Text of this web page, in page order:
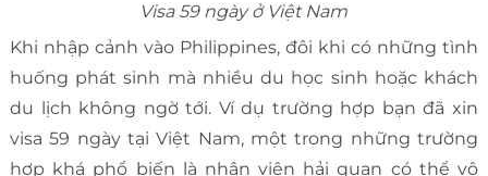
Visa 59 ngày ở Việt Nam
Khi nhập cảnh vào Philippines, đôi khi có những tình
huống phát sinh mà nhiều du học sinh hoặc khách
du lịch không ngờ tới. Ví dụ trường hợp bạn đã xin
visa 59 ngày tại Việt Nam, một trong những trường
hợp khá phổ biến là nhân viên hải quan có thể vô